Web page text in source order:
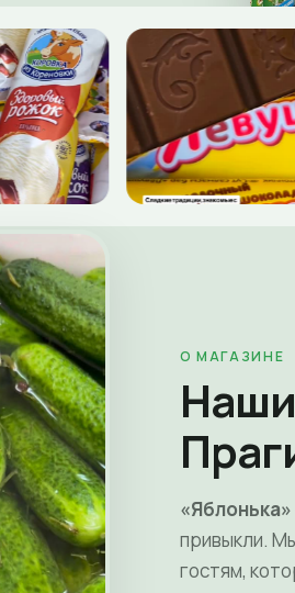
О МАГАЗИНЕ
«Яблонька»
привыкли.
гостям,